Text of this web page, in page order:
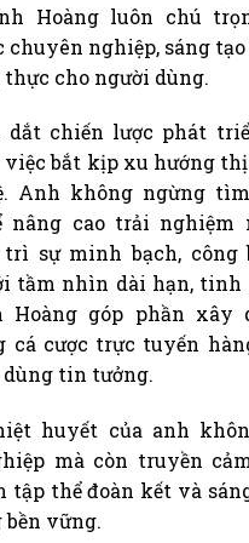
Hoàng luôn chú
nghiệp, sáng
cho người dùng.
dắt chiến lược phát
bắt kịp xu hướng
Anh không ngừng
nâng cao trải nghiệm
sự minh bạch, công
tầm nhìn dài hạn, tinh
Hoàng góp phần xây
cá cược trực tuyến
dùng tin tưởng.
huyết của anh
mà còn truyền
tập thể đoàn kết và
vững.